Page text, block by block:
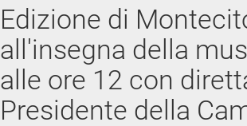
Edizione di
all'insegna della
alle ore 12 con
Presidente della